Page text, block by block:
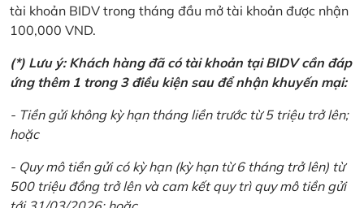
tài khoản BIDV trong tháng đầu mở tài khoản được nhận
100,000 VND.
(*) Lưu ý: Khách hàng đã có tài khoản tại BIDV cần đáp
ứng thêm 1 trong 3 điều kiện sau để nhận khuyến mại:
- Tiền gửi không kỳ hạn tháng liền trước từ 5 triệu trở lên;
hoặc
- Quy mô tiền gửi có kỳ hạn (kỳ hạn từ 6 tháng trở lên) từ
500 triệu đồng trở lên và cam kết quy trì quy mô tiền gửi